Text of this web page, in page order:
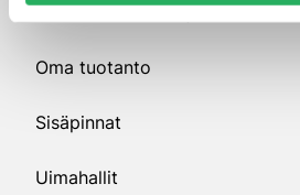
Kosteudenhallinta ja sisäilma
Oma tuotanto
Sisäpinnat
Uimahallit